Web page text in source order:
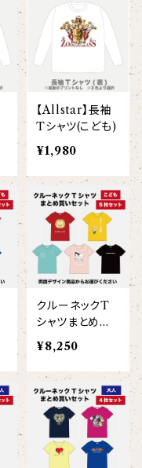
【Allstar】長袖
Tシャツ(こども)
¥1,980
クルーネックT
シャツまとめ買
いセット（こども
5枚/両面プリン
ト）
¥8,250